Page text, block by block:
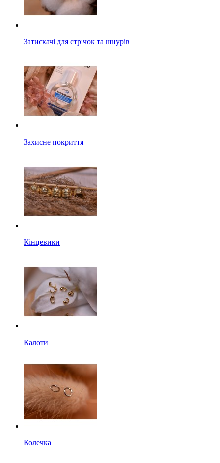
Затискачі для стрічок та шнурів
Захисне покриття
Кінцевики
Калоти
Колечка